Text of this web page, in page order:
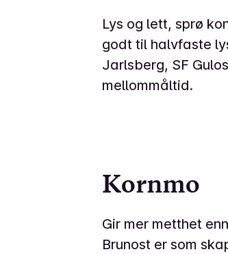
Lys og lett, sprø
godt til halvfaste
Jarlsberg, SF
mellommåltid.
Kornmo
Gir mer metthet
Brunost er som